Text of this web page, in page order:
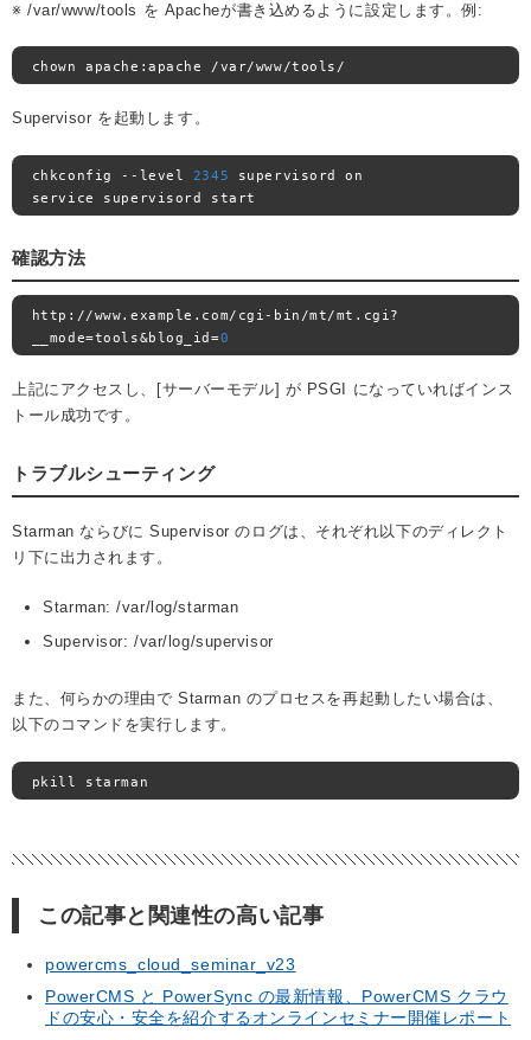
※ /var/www/tools を Apacheが書き込めるように設定します。例:
chown apache :apache /var/www/tools /
Supervisor を起動します。
chkconfig -- level 2345 supervisord on
service supervisord start
確認方法
http ://www. example . com/ cgi - bin /mt/mt . cgi ?
__mode=tools&blog_id=0
上記にアクセスし、[サーバーモデル] が PSGI になっていればインス
トール成功です。
トラブルシューティング
Starman ならびに Supervisor のログは、それぞれ以下のディレクト
リ下に出力されます。
Starman: /var/log/starman
Supervisor: /var/log/supervisor
また、何らかの理由で Starman のプロセスを再起動したい場合は、
以下のコマンドを実行します。
pkill starman
この記事と関連性の高い記事
powercms_cloud_seminar_v23
PowerCMS と PowerSync の最新情報、PowerCMS クラウ
ドの安心・安全を紹介するオンラインセミナー開催レポート